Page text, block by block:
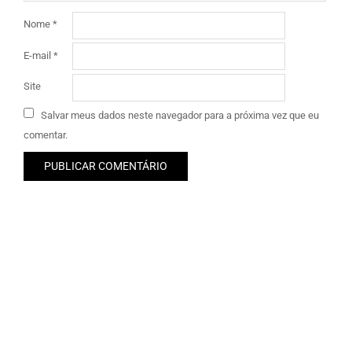
Nome *
E-mail *
Site
Salvar meus dados neste navegador para a próxima vez que eu
comentar.